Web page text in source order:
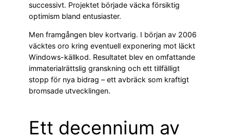
successivt. Projektet började väcka försiktig
optimism bland entusiaster.
Men framgången blev kortvarig. I början av 2006
väcktes oro kring eventuell exponering mot läckt
Windows-källkod. Resultatet blev en omfattande
immaterialrättslig granskning och ett tillfälligt
stopp för nya bidrag – ett avbräck som kraftigt
bromsade utvecklingen.
Ett decennium av